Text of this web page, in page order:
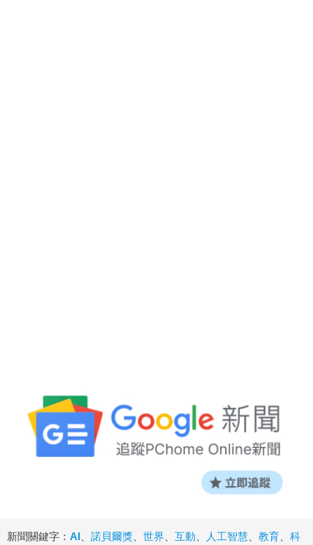
新聞關鍵字： AI 諾貝爾獎 世界 互動 人工智慧 教育
科